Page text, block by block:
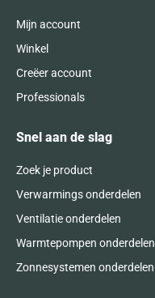
Mijn account
Winkel
Creëer account
Professionals
Snel aan de slag
Zoek je product
Verwarmings onderdelen
Ventilatie onderdelen
Warmtepompen onderdelen
Zonnesystemen onderdelen